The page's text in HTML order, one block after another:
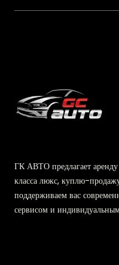
ГК АВТО предлагает
класса люкс, куплю-
поддерживаем вас
сервисом и